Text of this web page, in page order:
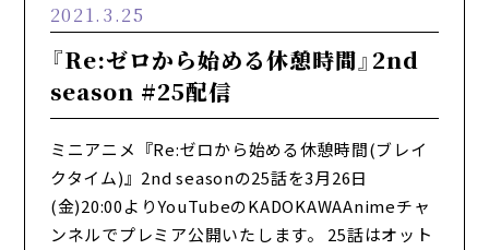
2021.3.25
『Re:ゼロから始める休憩時間』2nd
season #25配信
ミニアニメ『Re:ゼロから始める休憩時間(ブレイ
クタイム)』2nd seasonの25話を3月26日
(金)20:00よりYouTubeのKADOKAWAAnimeチャ
ンネルでプレミア公開いたします。 25話はオット